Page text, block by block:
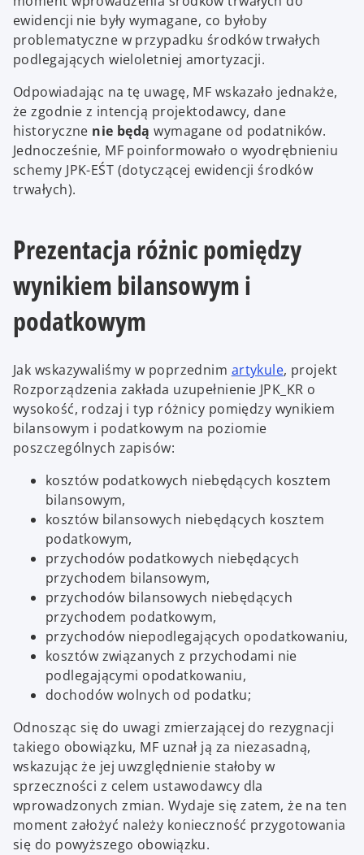
ewidencji nie były wymagane, co byłoby
problematyczne w przypadku środków trwałych
podlegających wieloletniej amortyzacji.
Odpowiadając na tę uwagę, MF wskazało jednakże,
że zgodnie z intencją projektodawcy, dane
historyczne nie będą wymagane od podatników.
Jednocześnie, MF poinformowało o wyodrębnieniu
schemy JPK-EŚT (dotyczącej ewidencji środków
trwałych).
Prezentacja różnic pomiędzy
wynikiem bilansowym i
podatkowym
Jak wskazywaliśmy w poprzednim artykuleo
p
e
n
n
w
a
, projekt
Rozporządzenia zakłada uzupełnienie JPK_KR o
wysokość, rodzaj i typ różnicy pomiędzy wynikiem
bilansowym i podatkowym na poziomie
poszczególnych zapisów:
kosztów podatkowych niebędących kosztem
bilansowym,
kosztów bilansowych niebędących kosztem
podatkowym,
przychodów podatkowych niebędących
przychodem bilansowym,
przychodów bilansowych niebędących
przychodem podatkowym,
przychodów niepodlegających opodatkowaniu,
kosztów związanych z przychodami nie
podlegającymi opodatkowaniu,
dochodów wolnych od podatku;
Odnosząc się do uwagi zmierzającej do rezygnacji
takiego obowiązku, MF uznał ją za niezasadną,
wskazując że jej uwzględnienie stałoby w
sprzeczności z celem ustawodawcy dla
wprowadzonych zmian. Wydaje się zatem, że na ten
moment założyć należy konieczność przygotowania
się do powyższego obowiązku.